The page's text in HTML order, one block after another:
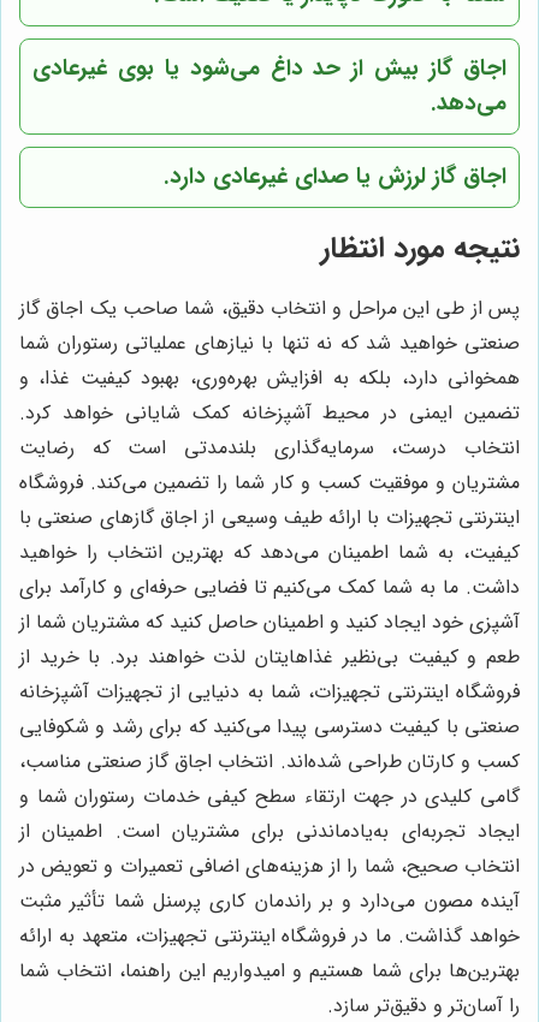
اجاق گاز بیش از حد داغ می‌شود یا بوی غیرعادی
می‌دهد.
اجاق گاز لرزش یا صدای غیرعادی دارد.
نتیجه مورد انتظار
پس از طی این مراحل و انتخاب دقیق، شما صاحب یک اجاق گاز
صنعتی خواهید شد که نه تنها با نیازهای عملیاتی رستوران شما
همخوانی دارد، بلکه به افزایش بهره‌وری، بهبود کیفیت غذا، و
تضمین ایمنی در محیط آشپزخانه کمک شایانی خواهد کرد.
انتخاب درست، سرمایه‌گذاری بلندمدتی است که رضایت
مشتریان و موفقیت کسب و کار شما را تضمین می‌کند. فروشگاه
اینترنتی تجهیزات با ارائه طیف وسیعی از اجاق گازهای صنعتی با
کیفیت، به شما اطمینان می‌دهد که بهترین انتخاب را خواهید
داشت. ما به شما کمک می‌کنیم تا فضایی حرفه‌ای و کارآمد برای
آشپزی خود ایجاد کنید و اطمینان حاصل کنید که مشتریان شما از
طعم و کیفیت بی‌نظیر غذاهایتان لذت خواهند برد. با خرید از
فروشگاه اینترنتی تجهیزات، شما به دنیایی از تجهیزات آشپزخانه
صنعتی با کیفیت دسترسی پیدا می‌کنید که برای رشد و شکوفایی
کسب و کارتان طراحی شده‌اند. انتخاب اجاق گاز صنعتی مناسب،
گامی کلیدی در جهت ارتقاء سطح کیفی خدمات رستوران شما و
ایجاد تجربه‌ای به‌یادماندنی برای مشتریان است. اطمینان از
انتخاب صحیح، شما را از هزینه‌های اضافی تعمیرات و تعویض در
آینده مصون می‌دارد و بر راندمان کاری پرسنل شما تأثیر مثبت
خواهد گذاشت. ما در فروشگاه اینترنتی تجهیزات، متعهد به ارائه
بهترین‌ها برای شما هستیم و امیدواریم این راهنما، انتخاب شما
را آسان‌تر و دقیق‌تر سازد.